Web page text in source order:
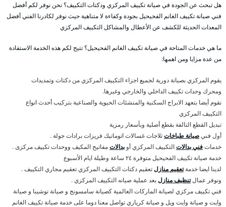
هل تبحث عن الجودة في صيانة تكييف المركزي ودكتات التكييف؟ نحن نوفر لكم أفضل
فني صيانة تكييف الغانم الفحيحيل بجودة وكفاءة لا متناهية حيث نوفر لكادرنا الفني أفضل
المعدات الحديثة للكشف عن الأعطال والمشاكل التكييف المركزي
ما هي خدمات المتاحة في صيانة تكييف الغانم الفحيحيل؟ تتيح لكم هذه الخدمة الاستفادة
من عدة مزايا ومن اهمها:
يقوم المركزي بصيانة دورية لجميع اجزاء التكييف المركزي من دكتات وتمديدات
ومحرك وحدات تكييف الداخلي والخارجي وغيرها.
نقوم أيضا بتعهد الابراج السكنية والمنشئات الحيوية والصناعية بتركيب أحدث انواع
التكييف المركزي
تبديل القطع التالفة بقطع أصلية وبأسعار رمزية
أول فنيصيانة طباخاتثلاجات غسالات اتوماتيك فريزات برادات جولة .
خدماتفني بدالاتالتكييف المركزي أو بدالاتمفاتيح المكيف ووحدات تكييف مركزى .
خدمة صيانة تكييف الفحيحيل متوفرة ٢٤ ساعة وطيلة ايام الأسبوع
لدينا ايضا خدمةتعقيم منازلتعقيم دكتات التكييف المركزي تعقيم مجاري التكييف .
ونوفر عمالتنظيف منازلبعد عملية صيانه التكييف المركزي .
فني تكييف مركزي لصيانة الماركات العالمية كصيانة سامسونج و صيانة توشيبا و صيانة
وايت و صيانة وايت ويل و صيانة كريازي تواصل معنا دوما على خدمة صيانة تكييف الغانم